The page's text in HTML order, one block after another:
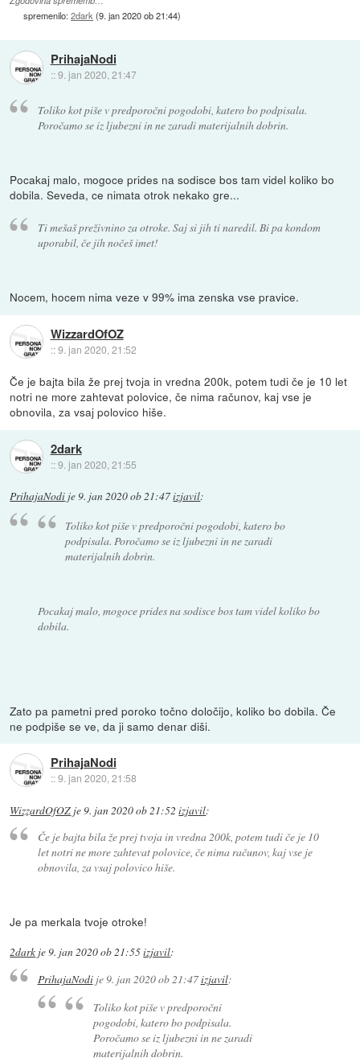
spremenilo:2dark (9. jan 2020 ob 21:44)
PrihajaNodi
::9. jan 2020, 21:47
Toliko kot piše v predporočni pogodobi, katero bo podpisala.
Poročamo se iz ljubezni in ne zaradi materijalnih dobrin.
Pocakaj malo, mogoce prides na sodisce bos tam videl koliko bo
dobila. Seveda, ce nimata otrok nekako gre...
Ti mešaš preživnino za otroke. Saj si jih ti naredil. Bi pa kondom
uporabil, če jih nočeš imet!
Nocem, hocem nima veze v 99% ima zenska vse pravice.
WizzardOfOZ
::9. jan 2020, 21:52
Če je bajta bila že prej tvoja in vredna 200k, potem tudi če je 10 let
notri ne more zahtevat polovice, če nima računov, kaj vse je
obnovila, za vsaj polovico hiše.
2dark
::9. jan 2020, 21:55
PrihajaNodi je9. jan 2020 ob 21:47izjavil:
Toliko kot piše v predporočni pogodobi, katero bo
podpisala. Poročamo se iz ljubezni in ne zaradi
materijalnih dobrin.
Pocakaj malo, mogoce prides na sodisce bos tam videl koliko bo
dobila.
Zato pa pametni pred poroko točno določijo, koliko bo dobila. Če
ne podpiše se ve, da ji samo denar diši.
PrihajaNodi
::9. jan 2020, 21:58
WizzardOfOZ je9. jan 2020 ob 21:52 izjavil:
Če je bajta bila že prej tvoja in vredna 200k, potem tudi če je 10
let notri ne more zahtevat polovice, če nima računov, kaj vse je
obnovila, za vsaj polovico hiše.
Je pa merkala tvoje otroke!
2dark je9. jan 2020 ob 21:55izjavil:
PrihajaNodije 9. jan 2020 ob 21:47izjavil:
Toliko kot piše v predporočni
pogodobi, katero bo podpisala.
Poročamo se iz ljubezni in ne zaradi
materijalnih dobrin.